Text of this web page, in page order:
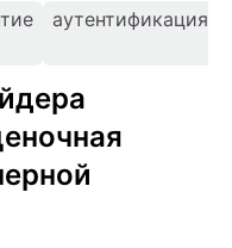
аутентификация